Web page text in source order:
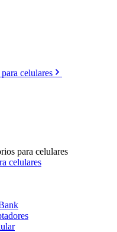
celulares
para celulares
celulares